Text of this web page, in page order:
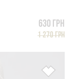
630 грн
1 270 грн